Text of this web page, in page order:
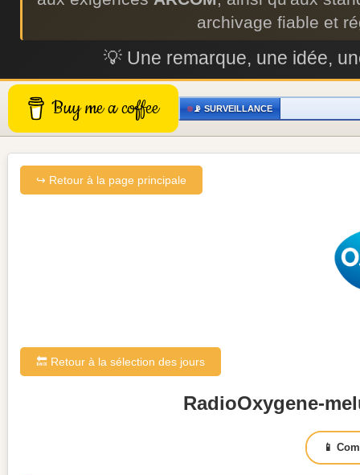
archivage fiable et
💡 Une remarque, une idée,
Buy me a coffee 📡 SURVEILLANCE
↪ Retour à la page principale
🔙 Retour à la sélection des jours
RadioOxygene-
📱